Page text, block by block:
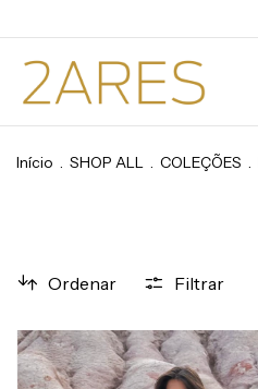
Início . SHOP ALL . COLEÇÕES .
Ordenar Filtrar